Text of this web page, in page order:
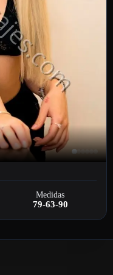
Medidas
79-63-90